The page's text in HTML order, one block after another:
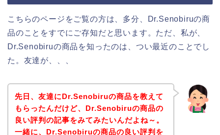
こちらのページをご覧の方は、多分、Dr.Senobiruの商
品のことをすでにご存知だと思います。ただ、私が、
Dr.Senobiruの商品を知ったのは、つい最近のことでし
た。友達が、、、
先日、友達にDr.Senobiruの商品を教えて
もらったんだけど、Dr.Senobiruの商品の
良い評判の記事をみてみたいんだよね～。
一緒に、Dr.Senobiruの商品の良い評判を